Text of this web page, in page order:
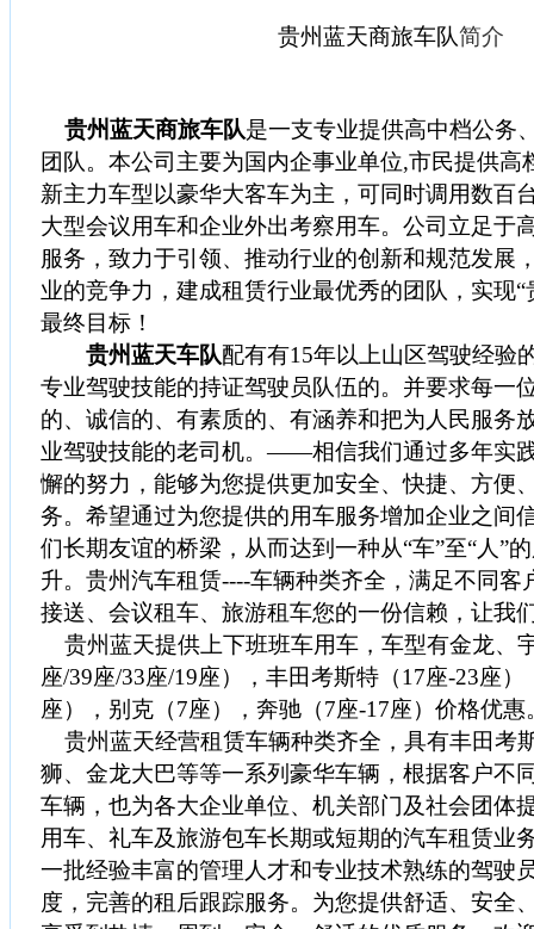
贵州蓝天商旅车队简介
贵州蓝天商旅车队是一支专业提供高中档公务
团队。本公司主要为国内企事业单位,市民提供高
新主力车型以豪华大客车为主，可同时调用数百
大型会议用车和企业外出考察用车。公司立足于
服务，致力于引领、推动行业的创新和规范发展
业的竞争力，建成租赁行业最优秀的团队，实现
最终目标！
贵州蓝天车队配有有15年以上山区驾驶经验
专业驾驶技能的持证驾驶员队伍的。并要求每一
的、诚信的、有素质的、有涵养和把为人民服务
业驾驶技能的老司机。——相信我们通过多年实
懈的努力，能够为您提供更加安全、快捷、方便
务。希望通过为您提供的用车服务增加企业之间
们长期友谊的桥梁，从而达到一种从“车”至“人”
升。贵州汽车租赁----车辆种类齐全，满足不同客
接送、会议租车、旅游租车您的一份信赖，让我
贵州蓝天提供上下班班车用车，车型有金龙、
座/39座/33座/19座），丰田考斯特（17座-23座）
座），别克（7座），奔驰（7座-17座）价格优惠
贵州蓝天经营租赁车辆种类齐全，具有丰田考
狮、金龙大巴等等一系列豪华车辆，根据客户不
车辆，也为各大企业单位、机关部门及社会团体
用车、礼车及旅游包车长期或短期的汽车租赁业
一批经验丰富的管理人才和专业技术熟练的驾驶
度，完善的租后跟踪服务。为您提供舒适、安全